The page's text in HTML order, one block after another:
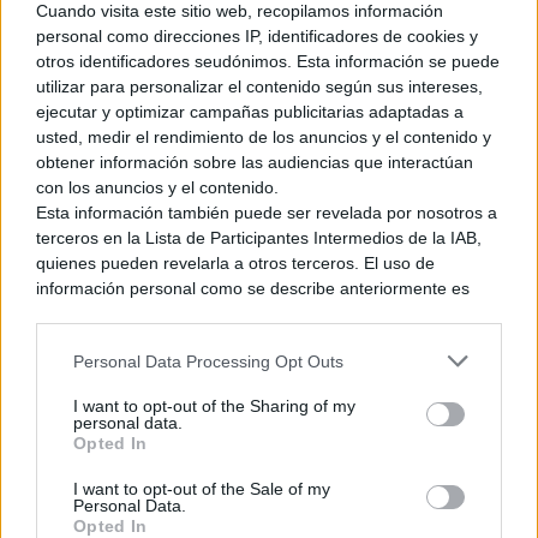
Cuando visita este sitio web, recopilamos información
personal como direcciones IP, identificadores de cookies y
otros identificadores seudónimos. Esta información se puede
utilizar para personalizar el contenido según sus intereses,
ejecutar y optimizar campañas publicitarias adaptadas a
usted, medir el rendimiento de los anuncios y el contenido y
obtener información sobre las audiencias que interactúan
con los anuncios y el contenido.
Esta información también puede ser revelada por nosotros a
terceros en la Lista de Participantes Intermedios de la IAB,
quienes pueden revelarla a otros terceros. El uso de
información personal como se describe anteriormente es
generamos contenido relevante para nuestra audiencia.
recopilación y uso de datos en nuestra Política de
Privacidad.
terceros por nuestra parte, utilice la siguiente opción de
exclusión y confirme su selección. Tenga en cuenta que
Personal Data Processing Opt Outs
I want to opt-out of the Sharing of my
personal data.
Opted In
I want to opt-out of the Sale of my
Personal Data.
Opted In
récord hasta la fecha en la historia de la Gran N: un total de
155,37 millones de consolas distribuidoras,lo que la
convierte en la consola de Nintendo más vendida, superando
a la mítica Nintendo DS.
Ver también
¿Influirá la decisión de Sony en el futuro
del formato físico en Nintendo? Ésta es
En cuanto a las predicciones para finales del año fiscal,
estimaciones. La compañía sigue esperando vender
alrededor de 19 millones de Nintendo Switch 2 de aquí a